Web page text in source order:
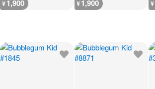
¥1,900 ¥1,900 ¥